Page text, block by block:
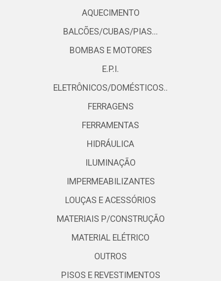
AQUECIMENTO
BALCÕES/CUBAS/PIAS...
BOMBAS E MOTORES
E.P.I.
ELETRÔNICOS/DOMÉSTICOS..
FERRAGENS
FERRAMENTAS
HIDRÁULICA
ILUMINAÇÃO
IMPERMEABILIZANTES
LOUÇAS E ACESSÓRIOS
MATERIAIS P/CONSTRUÇÃO
MATERIAL ELÉTRICO
OUTROS
PISOS E REVESTIMENTOS